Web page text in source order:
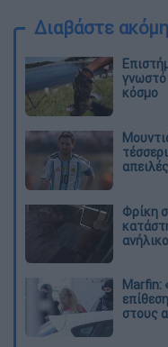
Διαβάστε ακόμη
γνωστό
κόσμο
Φρίκη
Marfin:
στους